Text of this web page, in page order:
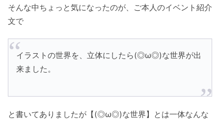
そんな中ちょっと気になったのが、ご本人のイベント紹介
文で
イラストの世界を、立体にしたら(◎ω◎)な世界が出
来ました。
と書いてありましたが【(◎ω◎)な世界】とは一体なんな